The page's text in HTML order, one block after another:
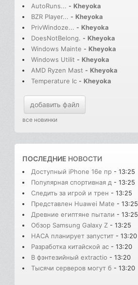
AutoRuns... - Kheyoka
BZR Player... - Kheyoka
PrivWindoze... - Kheyoka
DoesNotBelong. - Kheyoka
Windows Mainte - Kheyoka
Windows Utilit - Kheyoka
AMD Ryzen Mast - Kheyoka
Temperature Ic - Kheyoka
добавить файл
все новинки
ПОСЛЕДНИЕ НОВОСТИ
Доступный iPhone 16e пр - 13:25
Популярная спортивная д - 13:25
Следить за игрой и трен - 13:25
Представлен Huawei Mate - 13:25
Древние египтяне пытали - 13:25
Обзор Samsung Galaxy Z - 13:25
НАСА планирует запустит - 13:20
Разработка китайской ac - 13:20
В фэнтезийный extractio - 13:20
Тысячи серверов могут б - 13:20